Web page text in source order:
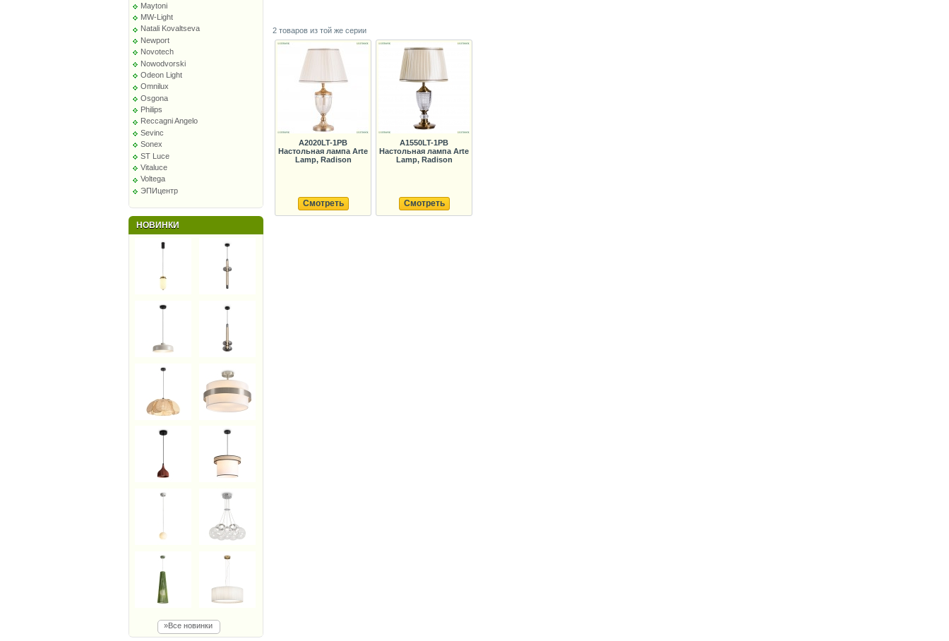
Maytoni
MW-Light
Natali Kovaltseva
Newport
Novotech
Nowodvorski
Odeon Light
Omnilux
Osgona
Philips
Reccagni Angelo
Sevinc
Sonex
ST Luce
Vitaluce
Voltega
ЭПИцентр
НОВИНКИ
»Все новинки
2 товаров из той же серии
A2020LT-1PB
Настольная лампа Arte
Lamp, Radison
Смотреть
A1550LT-1PB
Настольная лампа Arte
Lamp, Radison
Смотреть